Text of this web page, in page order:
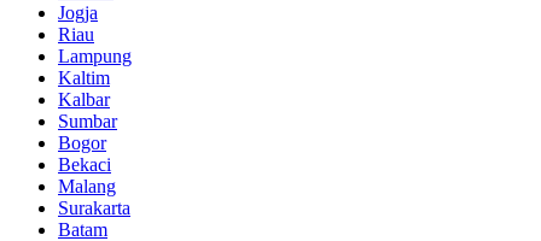
Jogja
Riau
Lampung
Kaltim
Kalbar
Sumbar
Bogor
Bekaci
Malang
Surakarta
Batam